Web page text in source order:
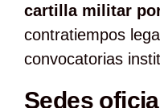
cartilla militar
contratiempos
convocatorias
Sedes